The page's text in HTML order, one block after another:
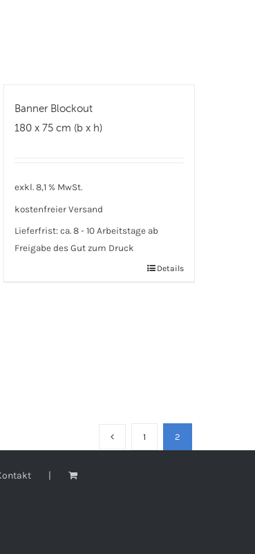
Banner Blockout
180 x 75 cm (b x h)
exkl. 8,1 % MwSt.
kostenfreier Versand
Lieferfrist: ca. 8 - 10 Arbeitstage ab
Freigabe des Gut zum Druck
Details
1 2